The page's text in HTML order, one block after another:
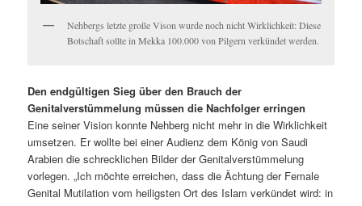
Nehbergs letzte große Vison wurde noch nicht Wirklichkeit: Diese
Botschaft sollte in Mekka 100.000 von Pilgern verkündet werden.
Den endgültigen Sieg über den Brauch der
Genitalverstümmelung müssen die Nachfolger erringen
Eine seiner Vision konnte Nehberg nicht mehr in die Wirklichkeit
umsetzen. Er wollte bei einer Audienz dem König von Saudi
Arabien die schrecklichen Bilder der Genitalverstümmelung
vorlegen. „Ich möchte erreichen, dass die Ächtung der Female
Genital Mutilation vom heiligsten Ort des Islam verkündet wird: in